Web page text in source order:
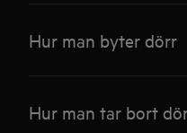
Hur man byter dörr
Hur man tar bort